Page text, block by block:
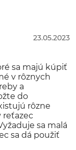
23.05.2023
sa majú kúpiť
v rôznych
a
do
rôzne
reťazec
sa malá
sa dá použiť